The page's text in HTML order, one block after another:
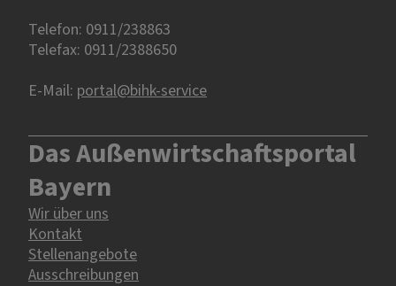
Telefon: 0911/238863
Telefax: 0911/2388650
E-Mail: portal@bihk-service
Das Außenwirtschaftsportal
Bayern
Wir über uns
Kontakt
Stellenangebote
Ausschreibungen